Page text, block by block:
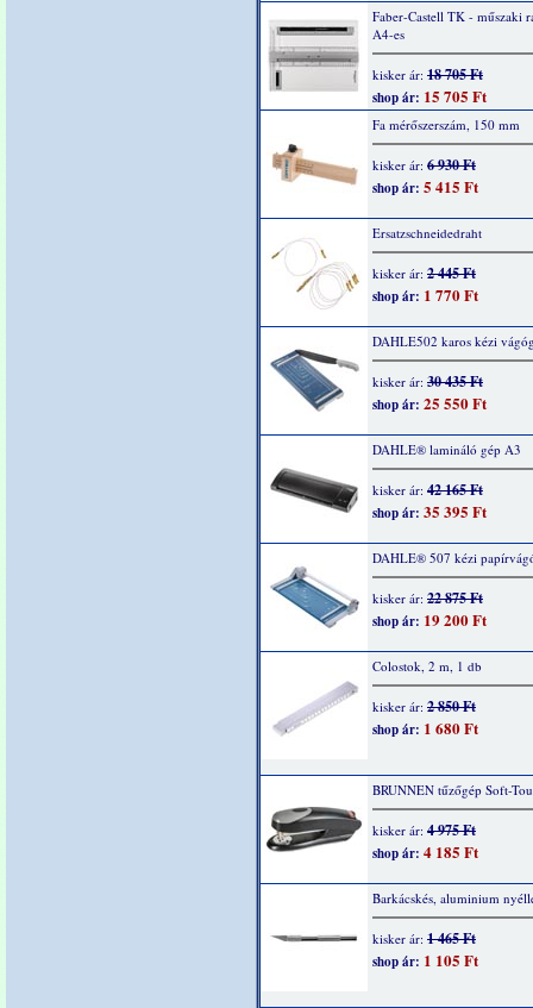
Faber-Castell TK - műszaki
A4-es
kisker ár: 18 705 Ft
shop ár: 15 705 Ft
Fa mérőszerszám, 150 mm
kisker ár: 6 930 Ft
shop ár: 5 415 Ft
Ersatzschneidedraht
kisker ár: 2 445 Ft
shop ár: 1 770 Ft
DAHLE502 karos kézi
kisker ár: 30 435 Ft
shop ár: 25 550 Ft
DAHLE® lamináló gép A3
kisker ár: 42 165 Ft
shop ár: 35 395 Ft
DAHLE® 507 kézi
kisker ár: 22 875 Ft
shop ár: 19 200 Ft
Colostok, 2 m, 1 db
kisker ár: 2 850 Ft
shop ár: 1 680 Ft
BRUNNEN tűzőgép Soft-
kisker ár: 4 975 Ft
shop ár: 4 185 Ft
Barkácskés, aluminium
kisker ár: 1 465 Ft
shop ár: 1 105 Ft